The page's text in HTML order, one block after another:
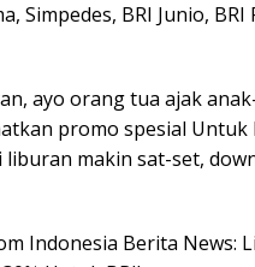
Simpedes, BRI Junio,
ayo orang tua ajak
promo spesial
makin sat-set,
Indonesia Berita News: